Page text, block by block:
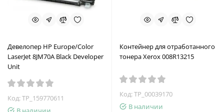
Девелопер HP Europe/Color
LaserJet 8JM70A Black Developer
Unit
Код: TP_159770611
Контейнер для отработанного
тонера Xerox 008R13215
Код: TP_00039170
В наличии